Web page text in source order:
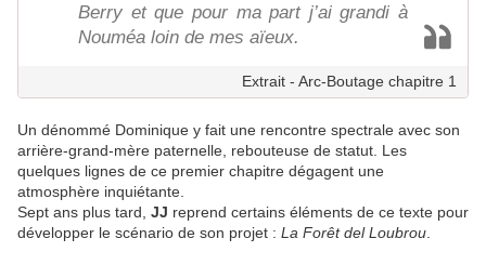
Berry et que pour ma part j’ai grandi à
Nouméa loin de mes aïeux.
Extrait - Arc-Boutage chapitre 1
Un dénommé Dominique y fait une rencontre spectrale avec son
arrière-grand-mère paternelle, rebouteuse de statut. Les
quelques lignes de ce premier chapitre dégagent une
atmosphère inquiétante.
Sept ans plus tard, JJ reprend certains éléments de ce texte pour
développer le scénario de son projet : La Forêt del Loubrou